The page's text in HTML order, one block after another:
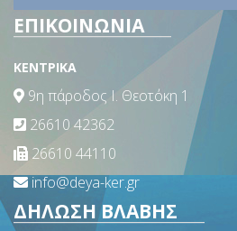
ΕΠΙΚΟΙΝΩΝΙΑ
ΚΕΝΤΡΙΚΑ
9η πάροδος Ι. Θεοτόκη 1
26610 42362
26610 44110
info@deya-ker.gr
ΔΗΛΩΣΗ ΒΛΑΒΗΣ